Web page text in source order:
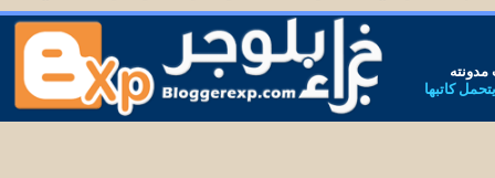
مدونته
كاتبها